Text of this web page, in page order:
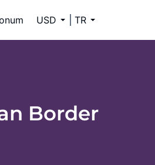
USD TR
Border